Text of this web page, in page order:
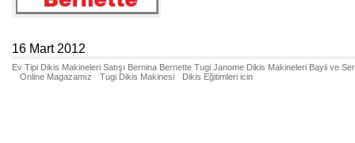
16 Mart 2012
Ev Tipi Dikis Makineleri Satışı Bernina Bernette Tugi Janome Dikis Makineleri Bayii ve
Online Magazamız
Tugi Dikis Makinesi Dikis Eğitimleri icin